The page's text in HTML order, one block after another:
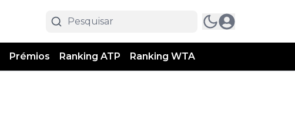
Prémios Ranking ATP Ranking WTA